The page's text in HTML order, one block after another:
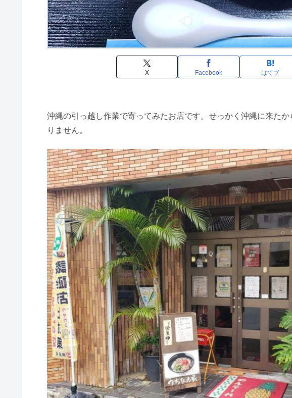
X Facebook はてブ
沖縄の引っ越し作業で寄ってみたお店です。せっかく沖縄に来た
りません。